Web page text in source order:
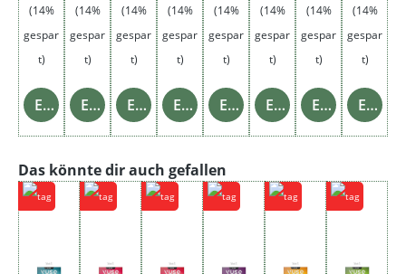
(14%
gespar
t)
Einzelheiten
(14%
gespar
t)
Einzelheiten
(14%
gespar
t)
Einzelheiten
(14%
gespar
t)
Einzelheiten
(14%
gespar
t)
Einzelheiten
(14%
gespar
t)
Einzelheiten
(14%
gespar
t)
Einzelheiten
(14%
gespar
t)
Einzelheiten
Produktgalerie überspringen
Das könnte dir auch gefallen